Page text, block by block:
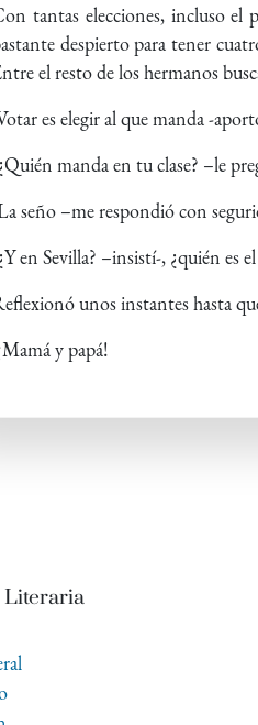
tantas elecciones, incluso el
despierto para tener
el resto de los hermanos
es elegir al que manda -
manda en tu clase? –le
seño –me respondió con
en Sevilla? –insistí-, ¿quién es
unos instantes hasta
y papá!
Literaria